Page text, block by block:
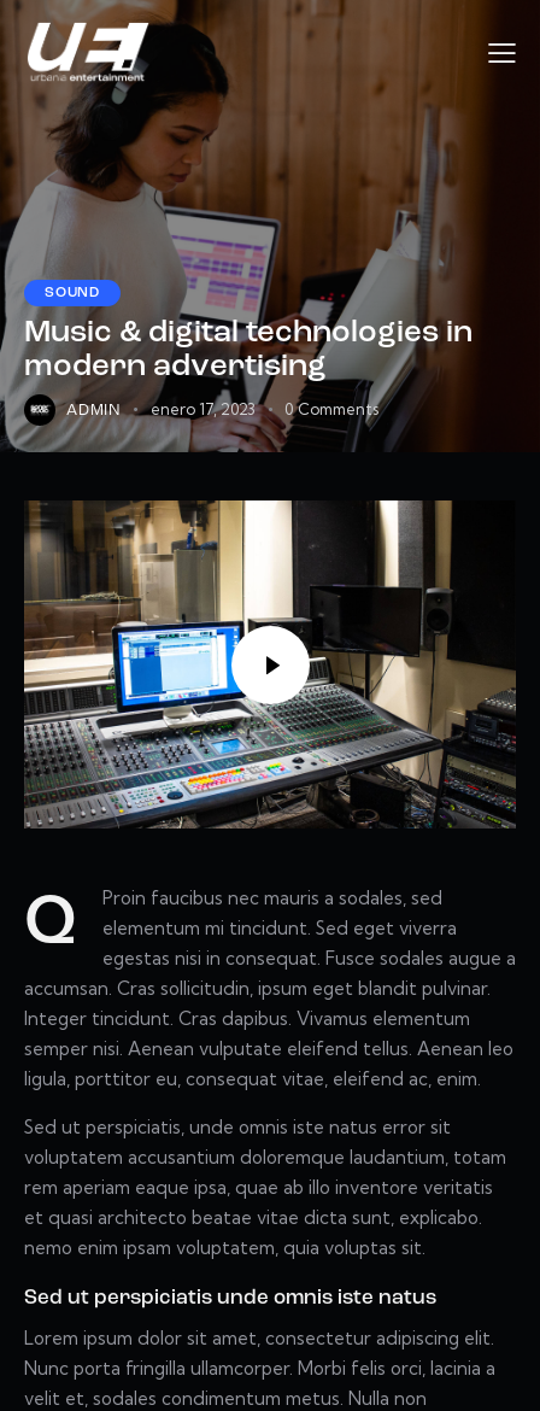
SOUND
Music & digital technologies in
modern advertising
ADMIN enero 17, 2023 0 Comments
Q
Proin faucibus nec mauris a sodales, sed
elementum mi tincidunt. Sed eget viverra
egestas nisi in consequat. Fusce sodales augue a
accumsan. Cras sollicitudin, ipsum eget blandit pulvinar.
Integer tincidunt. Cras dapibus. Vivamus elementum
semper nisi. Aenean vulputate eleifend tellus. Aenean leo
ligula, porttitor eu, consequat vitae, eleifend ac, enim.
Sed ut perspiciatis, unde omnis iste natus error sit
voluptatem accusantium doloremque laudantium, totam
rem aperiam eaque ipsa, quae ab illo inventore veritatis
et quasi architecto beatae vitae dicta sunt, explicabo.
nemo enim ipsam voluptatem, quia voluptas sit.
Sed ut perspiciatis unde omnis iste natus
Lorem ipsum dolor sit amet, consectetur adipiscing elit.
Nunc porta fringilla ullamcorper. Morbi felis orci, lacinia a
velit et, sodales condimentum metus. Nulla non